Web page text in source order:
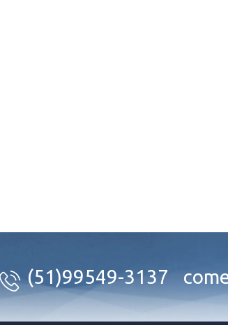
(51)99549-3137